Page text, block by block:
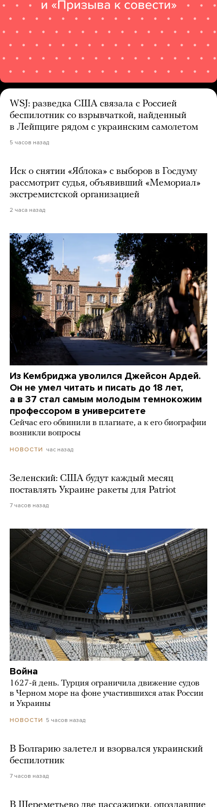
WSJ: разведка США связала с Россией
беспилотник со взрывчаткой, найденный
в Лейпциге рядом с украинским самолетом
5 часов назад
Иск о снятии «Яблока» с выборов в Госдуму
рассмотрит судья, объявивший «Мемориал»
экстремистской организацией
2 часа назад
Из Кембриджа уволился Джейсон Ардей.
Он не умел читать и писать до 18 лет,
а в 37 стал самым молодым темнокожим
профессором в университете
Сейчас его обвинили в плагиате, а к его биографии
возникли вопросы
НОВОСТИ час назад
Зеленский: США будут каждый месяц
поставлять Украине ракеты для Patriot
7 часов назад
Война
1627-й день. Турция ограничила движение судов
в Черном море на фоне участившихся атак России
и Украины
НОВОСТИ 5 часов назад
В Болгарию залетел и взорвался украинский
беспилотник
7 часов назад